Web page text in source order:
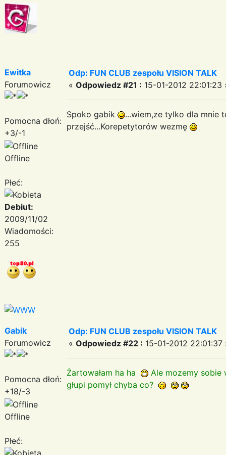
Ewitka
Forumowicz
Pomocna dłoń:
+3/-1
Offline
Płeć:
Debiut:
2009/11/02
Wiadomości:
255
Odp: FUN CLUB zespołu VISION TALK
« Odpowiedz #21 : 15-01-2012 22:01:23
Spoko gabik
...wiem,ze tylko dla mnie
przejść...Korepetytorów wezmę
Gabik
Forumowicz
Pomocna dłoń:
+18/-3
Offline
Płeć:
Odp: FUN CLUB zespołu VISION TALK
« Odpowiedz #22 : 15-01-2012 22:01:37
Żartowałam ha ha
Ale mozemy sobie
głupi pomył chyba co?